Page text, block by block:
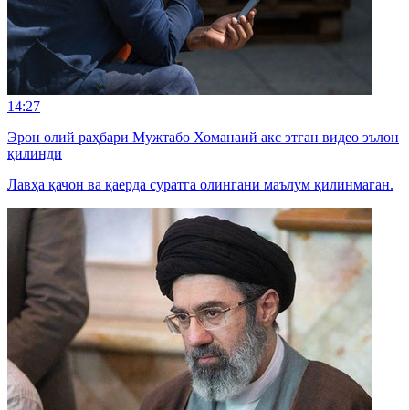
14:27
Эрон олий раҳбари Мужтабо Хоманаий акс этган видео эълон
қилинди
Лавҳа қачон ва қаерда суратга олингани маълум қилинмаган.